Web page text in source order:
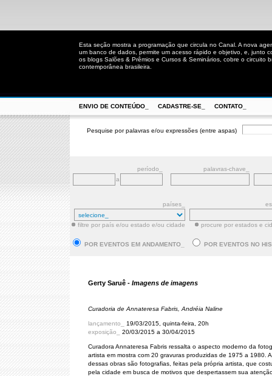
Esta seção mostra a programação que circula no Canal. A nova
um banco de dados, permite um acesso rápido e objetivo, e, junto
os blogs Salões & Prêmios e Cursos & Seminários, cobre o circuito
contemporânea brasileira.
ENVIO DE CONTEÚDO_ CADASTRE-SE_ CONTATO_
Pesquise por palavras e/ou expressões (entre aspas)
período_
palavras-chave_
a
países_
filtre por país e/ou estado e/ou cidade procure por estados e
POR EVENTOS EM ANDAMENTO_ POR EVENTOS NO
Gerty Saruê - Imagens de imagens
Curadoria de Annateresa Fabris, Andréia Naline
lançamento_ 19/03/2015, quinta-feira, 20h
exposição_ 20/03/2015 a 30/04/2015
Curadora Annateresa Fabris ressalta o aspecto moderno da
artista em mostra com 20 gravuras produzidas de 1975 a 1980. A
dessas obras são fotografias, feitas pela própria artista, que
pela cidade em busca de motivos que despertassem sua